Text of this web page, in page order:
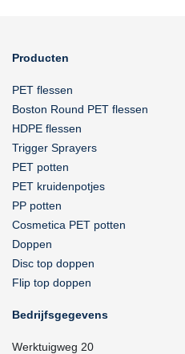
Producten
PET flessen
Boston Round PET flessen
HDPE flessen
Trigger Sprayers
PET potten
PET kruidenpotjes
PP potten
Cosmetica PET potten
Doppen
Disc top doppen
Flip top doppen
Bedrijfsgegevens
Werktuigweg 20